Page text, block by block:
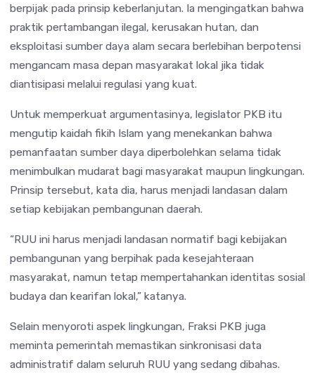
berpijak pada prinsip keberlanjutan. Ia mengingatkan bahwa
praktik pertambangan ilegal, kerusakan hutan, dan
eksploitasi sumber daya alam secara berlebihan berpotensi
mengancam masa depan masyarakat lokal jika tidak
diantisipasi melalui regulasi yang kuat.
Untuk memperkuat argumentasinya, legislator PKB itu
mengutip kaidah fikih Islam yang menekankan bahwa
pemanfaatan sumber daya diperbolehkan selama tidak
menimbulkan mudarat bagi masyarakat maupun lingkungan.
Prinsip tersebut, kata dia, harus menjadi landasan dalam
setiap kebijakan pembangunan daerah.
“RUU ini harus menjadi landasan normatif bagi kebijakan
pembangunan yang berpihak pada kesejahteraan
masyarakat, namun tetap mempertahankan identitas sosial
budaya dan kearifan lokal,” katanya.
Selain menyoroti aspek lingkungan, Fraksi PKB juga
meminta pemerintah memastikan sinkronisasi data
administratif dalam seluruh RUU yang sedang dibahas.